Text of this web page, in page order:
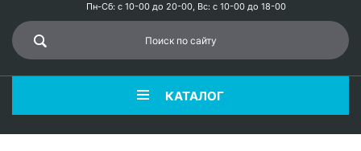
Пн-Сб: с 10-00 до 20-00, Вс: с 10-00 до 18-00
КАТАЛОГ